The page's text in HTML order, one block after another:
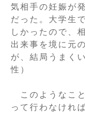
気相手の妊娠が
だった。大学生
しかったので、
出来事を境に元
が、結局うまく
性）
このようなこ
って行わなけれ